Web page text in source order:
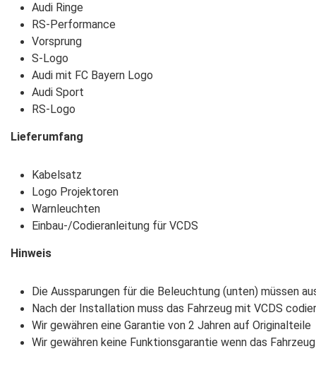
Audi Ringe
RS-Performance
Vorsprung
S-Logo
Audi mit FC Bayern Logo
Audi Sport
RS-Logo
Lieferumfang
Kabelsatz
Logo Projektoren
Warnleuchten
Einbau-/Codieranleitung für VCDS
Hinweis
Die Aussparungen für die Beleuchtung (unten) müssen
Nach der Installation muss das Fahrzeug mit VCDS
Wir gewähren eine Garantie von 2 Jahren auf Originalteile
Wir gewähren keine Funktionsgarantie wenn das